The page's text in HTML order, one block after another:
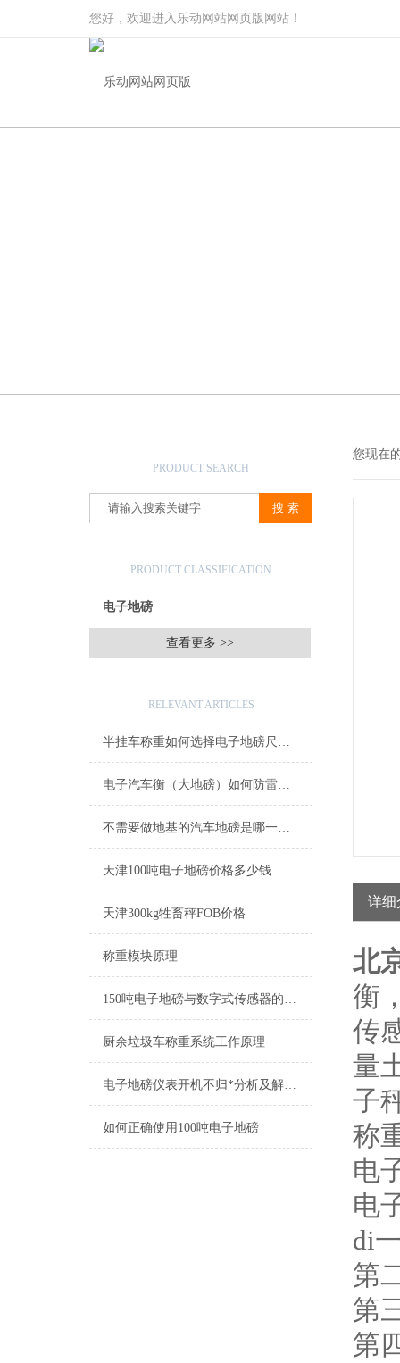
您好，欢迎进入乐动网站网页版网站！
PRODUCT SEARCH
PRODUCT CLASSIFICATION
电子地磅
查看更多 >>
RELEVANT ARTICLES
半挂车称重如何选择电子地磅尺寸与吨位
电子汽车衡（大地磅）如何防雷击？
不需要做地基的汽车地磅是哪一种？
天津100吨电子地磅价格多少钱
天津300kg牲畜秤FOB价格
称重模块原理
150吨电子地磅与数字式传感器的安装调式
厨余垃圾车称重系统工作原理
电子地磅仪表开机不归*分析及解决方法
如何正确使用100吨电子地磅
您现在
详细
北
衡
传
量
子
称
电
电
di
第
第
第